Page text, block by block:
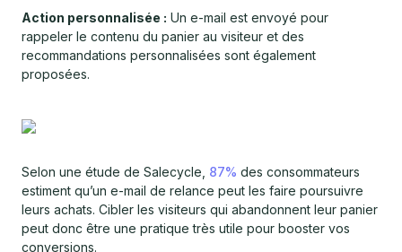
Action personnalisée : Un e-mail est envoyé pour
rappeler le contenu du panier au visiteur et des
recommandations personnalisées sont également
proposées.
Selon une étude de Salecycle, 87% des consommateurs
estiment qu’un e-mail de relance peut les faire poursuivre
leurs achats. Cibler les visiteurs qui abandonnent leur panier
peut donc être une pratique très utile pour booster vos
conversions.